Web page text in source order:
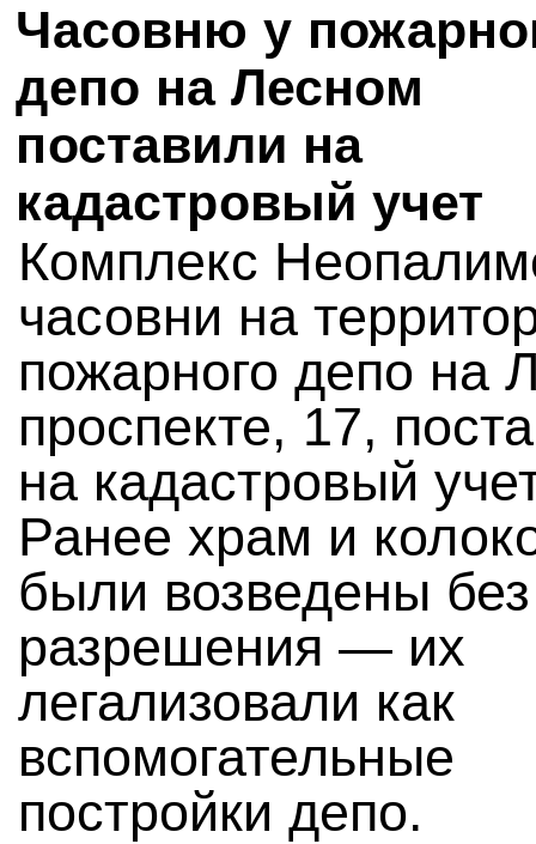
Часовню у
депо на Лесном
поставили на
кадастровый учет
Комплекс
часовни на
пожарного депо на
проспекте, 17,
на кадастровый
Ранее храм и
были возведены без
разрешения — их
легализовали как
вспомогательные
постройки депо.